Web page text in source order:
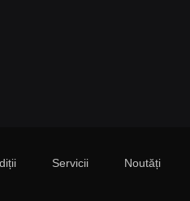
Servicii Noutăți